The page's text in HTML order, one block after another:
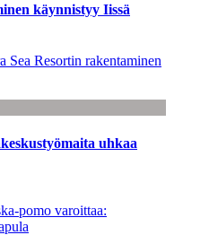
käynnistyy Iissä
Sea Resortin rakentaminen
uhkaa
pomo varoittaa: